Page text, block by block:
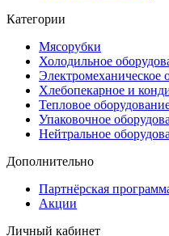
Категории
Мясорубки
Холодильное
Электромеханическое
Хлебопекарное и
Тепловое
Упаковочное
Нейтральное
Дополнительно
Партнёрская
Акции
Личный кабинет